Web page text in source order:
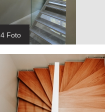
4 Foto